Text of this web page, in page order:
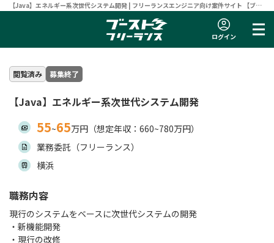
【Java】エネルギー系次世代システム開発 | フリーランスエンジニア向け案件サイト 【ブー
ログイン
閲覧済み 募集終了
【Java】エネルギー系次世代システム開発
55~65万円（想定年収：660~780万円）
業務委託（フリーランス）
横浜
職務内容
現行のシステムをベースに次世代システムの開発
・新機能開発
・現行の改修